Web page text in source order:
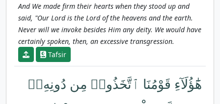
And We made firm their hearts when they stood up and
said, "Our Lord is the Lord of the heavens and the earth.
Never will we invoke besides Him any deity. We would have
certainly spoken, then, an excessive transgression.
Tafsir
هَٰٓؤُلَآءِ قَوْمُنَا ٱتَّخَذُوا۟ مِن دُونِهِۦٓ